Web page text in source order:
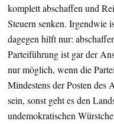
komplett abschaffen und
Steuern senken. Irgendwie
dagegen hilft nur:
Parteiführung ist gar der
nur möglich, wenn die
Mindestens der Posten des
sein, sonst geht es den
undemokratischen